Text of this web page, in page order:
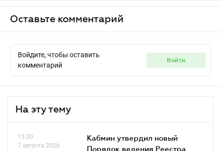
Оставьте комментарий
Войдите, чтобы оставить
комментарий
войти
На эту тему
15.30
7 августа 2026
Кабмин утвердил новый
Порядок ведения Реестра